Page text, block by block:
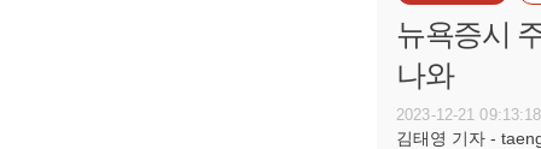
뉴욕증시
나와
2023-12-21 09:13:18
김태영 기자 -